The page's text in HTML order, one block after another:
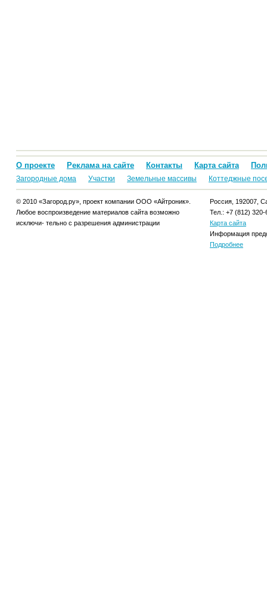
О проекте Реклама на сайте Контакты Карта сайта
Загородные дома Участки Земельные массивы Коттеджные
© 2010 «Загород.ру», проект компании ООО «Айтроник».
Любое воспроизведение материалов сайта возможно
исключи- тельно с разрешения администрации
Россия, 192007,
Тел.: +7 (812) 320-
Карта сайта
Информация
Подробнее